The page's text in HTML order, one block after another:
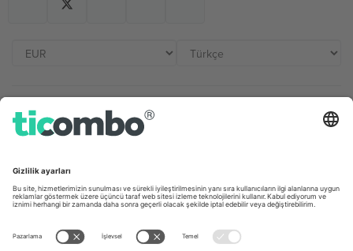
Ofisler ve Destek
Unter den Linden 24, 10117
Berlin, Germany
London, EC1V 1AW, United
Kingdom
United States
Switzerland